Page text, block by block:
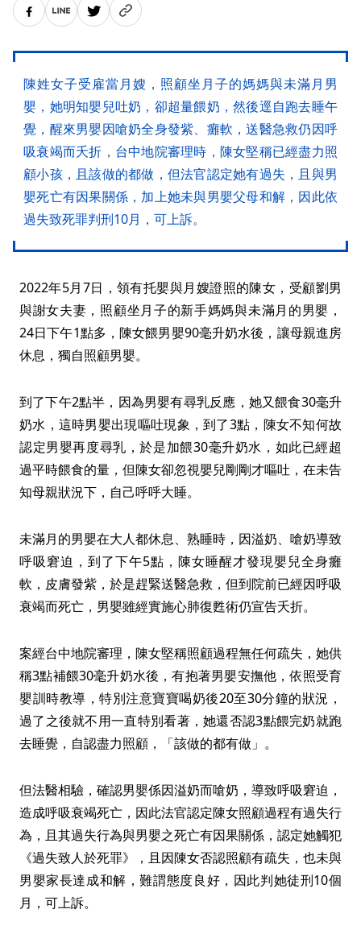
陳姓女子受雇當月嫂，照顧坐月子的媽媽與未滿月男
嬰，她明知嬰兒吐奶，卻超量餵奶，然後逕自跑去睡午
覺，醒來男嬰因嗆奶全身發紫、癱軟，送醫急救仍因呼
吸衰竭而夭折，台中地院審理時，陳女堅稱已經盡力照
顧小孩，且該做的都做，但法官認定她有過失，且與男
嬰死亡有因果關係，加上她未與男嬰父母和解，因此依
過失致死罪判刑10月，可上訴。
2022年5月7日，領有托嬰與月嫂證照的陳女，受顧劉男
與謝女夫妻，照顧坐月子的新手媽媽與未滿月的男嬰，
24日下午1點多，陳女餵男嬰90毫升奶水後，讓母親進房
休息，獨自照顧男嬰。
到了下午2點半，因為男嬰有尋乳反應，她又餵食30毫升
奶水，這時男嬰出現嘔吐現象，到了3點，陳女不知何故
認定男嬰再度尋乳，於是加餵30毫升奶水，如此已經超
過平時餵食的量，但陳女卻忽視嬰兒剛剛才嘔吐，在未告
知母親狀況下，自己呼呼大睡。
未滿月的男嬰在大人都休息、熟睡時，因溢奶、嗆奶導致
呼吸窘迫，到了下午5點，陳女睡醒才發現嬰兒全身癱
軟，皮膚發紫，於是趕緊送醫急救，但到院前已經因呼吸
衰竭而死亡，男嬰雖經實施心肺復甦術仍宣告夭折。
案經台中地院審理，陳女堅稱照顧過程無任何疏失，她供
稱3點補餵30毫升奶水後，有抱著男嬰安撫他，依照受育
嬰訓時教導，特別注意寶寶喝奶後20至30分鐘的狀況，
過了之後就不用一直特別看著，她還否認3點餵完奶就跑
去睡覺，自認盡力照顧，「該做的都有做」。
但法醫相驗，確認男嬰係因溢奶而嗆奶，導致呼吸窘迫，
造成呼吸衰竭死亡，因此法官認定陳女照顧過程有過失行
為，且其過失行為與男嬰之死亡有因果關係，認定她觸犯
《過失致人於死罪》，且因陳女否認照顧有疏失，也未與
男嬰家長達成和解，難謂態度良好，因此判她徒刑10個
月，可上訴。